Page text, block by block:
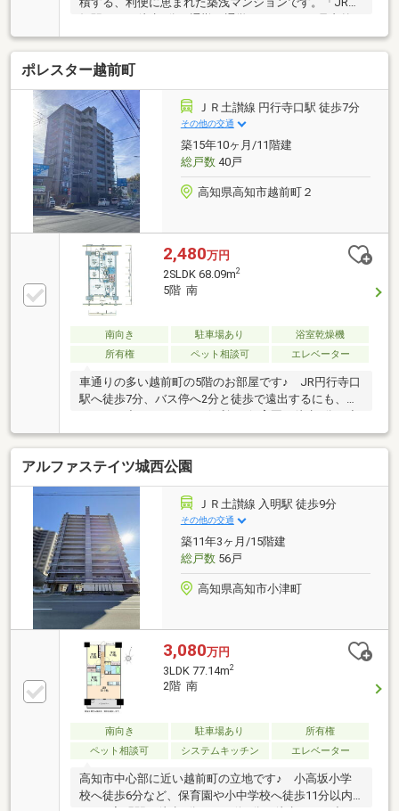
へのアクセスにも便利な立地です。エースワン直結・
周辺にはホームセンターやドラックストアなど、日々
の買い物にも困りません。●新築時の有償オプション
が多数施された、ワンランク上の上質な設備仕様が魅
力。特に水回りは、日々の家事やお手入れが劇的にラ
クになるこだわりのハイグレード仕様にカスタマイズ
されています。●平面駐車場170%完備。本物件は、平
面駐車場1台引継ぎ可能（月額4000円～）となってま
す。来客時にも安心のコインパーキングも併設されて
います。
ポレスター越前町
ＪＲ土讃線 円行寺口駅 徒歩7分
その他の交通
築15年10ヶ月/11階建
総戸数40戸
高知県高知市越前町２
2,480万円
2SLDK 68.09m2
5階 南
南向き 駐車場あり
浴室乾燥機
所有権
ペット相談可 エレベーター
車通りの多い越前町の5階のお部屋です♪ JR円行寺口
駅へ徒歩7分、バス停へ2分と徒歩で遠出するにも、ち
学校4分、中学校9分とお子さまの通園通学にも便利で
す♪ 間取り中央部分には、3.5帖のフリースペースが
ありますので、ワーキングルームや趣味のお部屋など
多用途にご利用いただけます♪ 小型犬や猫などペッ
ト相談可能ですので、ペットを一緒の生活を望まれる
ご家族に♪
アルファステイツ城西公園
ＪＲ土讃線 入明駅 徒歩9分
その他の交通
築11年3ヶ月/15階建
総戸数56戸
高知県高知市小津町
3,080万円
3LDK 77.14m2
2階 南
南向き 駐車場あり
所有権
ペット相談可
システムキッチン エレベーター
高知市中心部に近い越前町の立地です♪ 小高坂小学
校へ徒歩6分など、保育園や小中学校へ徒歩11分以内